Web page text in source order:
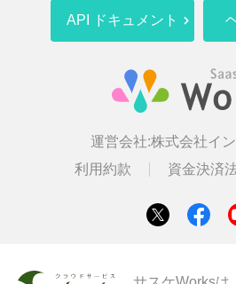
API ドキュメント
運営会社:株式会社イ
利用約款
資金決済